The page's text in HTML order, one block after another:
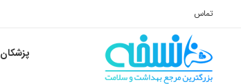
تماس
پزشکان